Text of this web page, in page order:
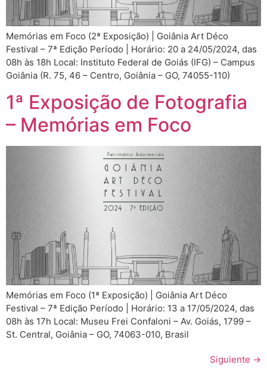
Memórias em Foco (2ª Exposição) | Goiânia Art Déco
Festival – 7ª Edição Período | Horário: 20 a 24/05/2024, das
08h às 18h Local: Instituto Federal de Goiás (IFG) – Campus
Goiânia (R. 75, 46 – Centro, Goiânia – GO, 74055-110)
1ª Exposição de Fotografia
– Memórias em Foco
Memórias em Foco (1ª Exposição) | Goiânia Art Déco
Festival – 7ª Edição Período | Horário: 13 a 17/05/2024, das
08h às 17h Local: Museu Frei Confaloni – Av. Goiás, 1799 –
St. Central, Goiânia – GO, 74063-010, Brasil
Siguiente →